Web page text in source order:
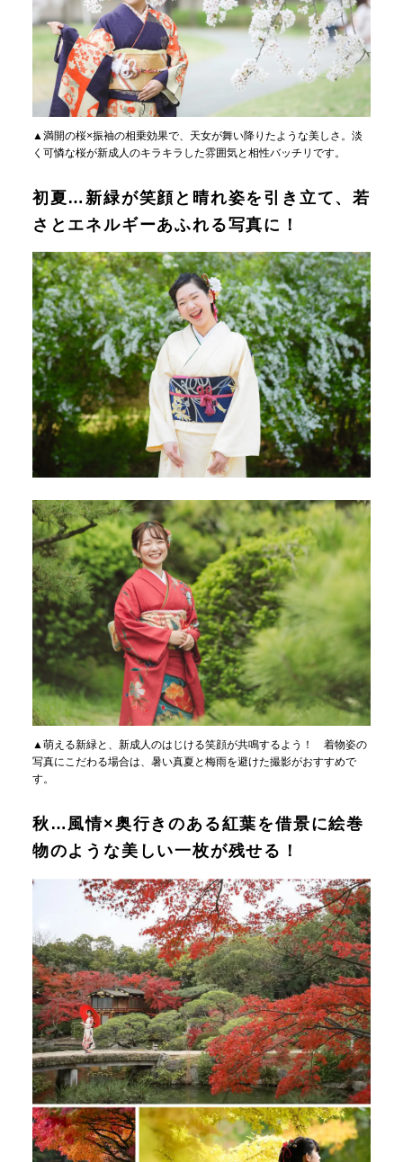
▲満開の桜×振袖の相乗効果で、天女が舞い降りたような美しさ。淡
く可憐な桜が新成人のキラキラした雰囲気と相性バッチリです。
初夏…新緑が笑顔と晴れ姿を引き立て、若
さとエネルギーあふれる写真に！
▲萌える新緑と、新成人のはじける笑顔が共鳴するよう！ 着物姿の
写真にこだわる場合は、暑い真夏と梅雨を避けた撮影がおすすめで
す。
秋…風情×奥行きのある紅葉を借景に絵巻
物のような美しい一枚が残せる！